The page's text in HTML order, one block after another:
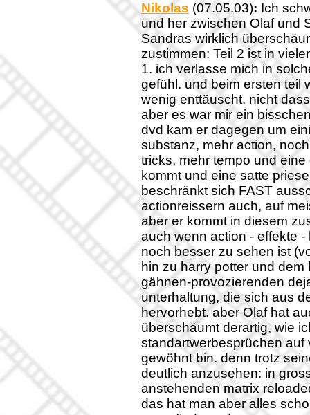
Nikolas (07.05.03): Ich
und her zwischen Olaf und
Sandras wirklich
zustimmen: Teil 2 ist in
1. ich verlasse mich in
gefühl. und beim ersten teil
wenig enttäuscht. nicht
aber es war mir ein
dvd kam er dagegen um
substanz, mehr action,
tricks, mehr tempo und
kommt und eine satte
beschränkt sich FAST
actionreissern auch, auf
aber er kommt in diesem
auch wenn action - effekte
noch besser zu sehen ist
hin zu harry potter und
gähnen-provozierenden
unterhaltung, die sich aus
hervorhebt. aber Olaf hat
überschäumt derartig, wie
standartwerbesprüchen
gewöhnt bin. denn trotz
deutlich anzusehen: in
anstehenden matrix
das hat man aber alles